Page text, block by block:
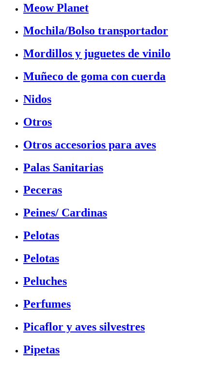
Meow Planet
Mochila/Bolso transportador
Mordillos y juguetes de vinilo
Muñeco de goma con cuerda
Nidos
Otros
Otros accesorios para aves
Palas Sanitarias
Peceras
Peines/ Cardinas
Pelotas
Pelotas
Peluches
Perfumes
Picaflor y aves silvestres
Pipetas